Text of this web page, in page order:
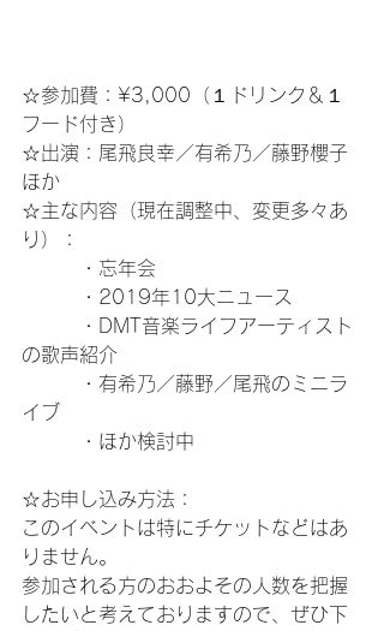
☆参加費：¥3,000（１ドリンク＆１
フード付き）
☆出演：尾飛良幸／有希乃／藤野櫻子
ほか
☆主な内容（現在調整中、変更多々あ
り）：
・忘年会
・2019年10大ニュース
・DMT音楽ライフアーティスト
の歌声紹介
・有希乃／藤野／尾飛のミニラ
イブ
・ほか検討中
☆お申し込み方法：
このイベントは特にチケットなどはあ
りません。
参加される方のおおよその人数を把握
したいと考えておりますので、ぜひ下